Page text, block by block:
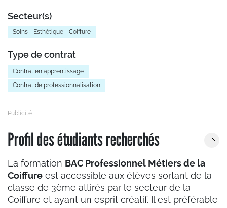
Secteur(s)
Soins - Esthétique - Coiffure
Type de contrat
Contrat en apprentissage
Contrat de professionnalisation
Profil des étudiants recherchés
La formation BAC Professionnel Métiers de la
Coiffure est accessible aux élèves sortant de la
classe de 3ème attirés par le secteur de la
Coiffure et ayant un esprit créatif. Il est préférable